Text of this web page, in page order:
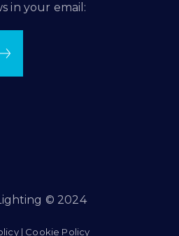
in your email:
© 2024
| Cookie Policy